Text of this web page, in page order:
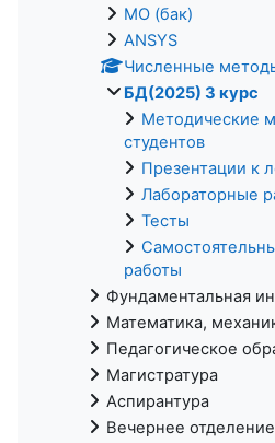
МО (бак)
ANSYS
Численные
БД(2025) 3 курс
Методические
студентов
Презентации к
Лабораторные
Тесты
работы
Фундаментальная
Математика,
Педагогическое
Магистратура
Аспирантура
Вечернее отделение